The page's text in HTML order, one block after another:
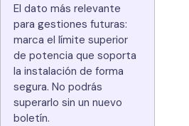
El dato más relevante
para gestiones futuras:
marca el límite superior
de potencia que soporta
la instalación de forma
segura. No podrás
superarlo sin un nuevo
boletín.